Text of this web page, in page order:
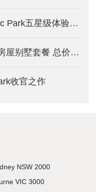
悉尼Botania Sydney Olympic Park五星级体验式公寓
Frasers Landing | 珀斯土地房屋别墅套餐 总价27.7万澳币起
收官之作
NSW 2000
VIC 3000